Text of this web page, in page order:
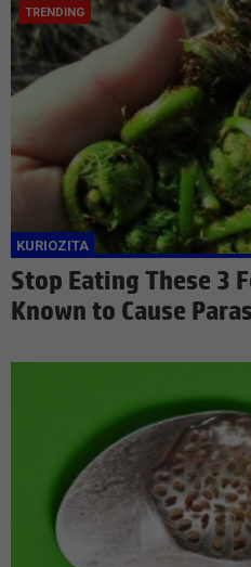
Stop Eating These 3
Known to Cause